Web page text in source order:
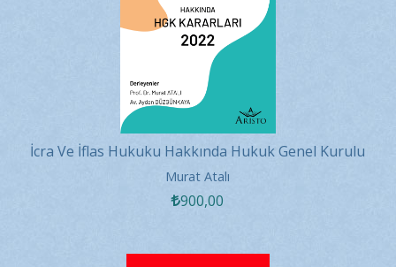
İcra Ve İflas Hukuku Hakkında Hukuk Genel Kurulu
Kararları 2022
Murat Atalı
900,00